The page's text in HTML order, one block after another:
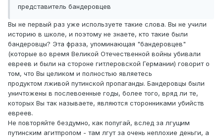
представитель бандеровцев
Вы не первый раз уже используете такие слова. Вы не учили
историю в школе, и поэтому не знаете, кто такие были
бандеровцы? Эта фраза, упоминающая "бандеровцев"
(которые во время Великой Отечественной войны убивали
евреев и были на стороне гитлеровской Германии) говорит о
том, что Вы целиком и полностью являетесь
продуктом лживой путинской пропаганды. Бандеровцы были
уничтожены в послевоенные годы, более того, вряд ли те,
которых Вы так называете, являются сторонниками убийств
евреев.
Не повторяйте бездумно, как попугай, вслед за лгущим
путинским агитпропом - там лгут за очень неплохие деньги, а